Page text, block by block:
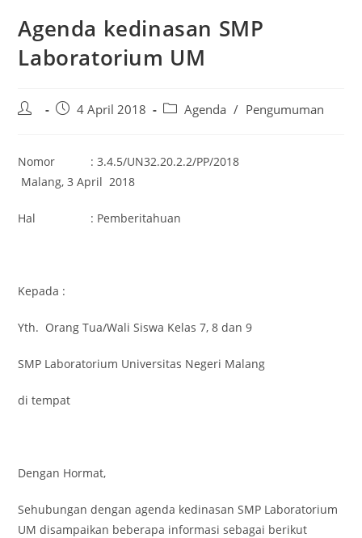
Agenda kedinasan SMP
Laboratorium UM
4 April 2018 Agenda / Pengumuman
Nomor : 3.4.5/UN32.20.2.2/PP/2018
Malang, 3 April 2018
Hal : Pemberitahuan
Kepada :
Yth. Orang Tua/Wali Siswa Kelas 7, 8 dan 9
SMP Laboratorium Universitas Negeri Malang
di tempat
Dengan Hormat,
Sehubungan dengan agenda kedinasan SMP Laboratorium
UM disampaikan beberapa informasi sebagai berikut